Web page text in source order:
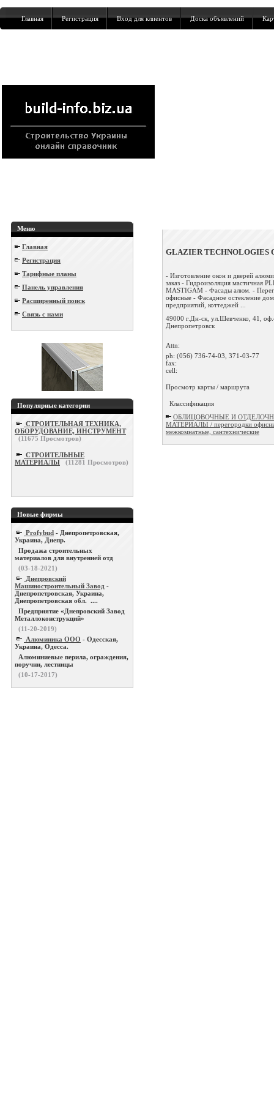
Главная Регистрация Вход для клиентов Доска объявлений
Меню
Главная
Регистрация
Тарифные планы
Панель управления
Расширенный поиск
Связь с нами
Популярные категории
СТРОИТЕЛЬНАЯ ТЕХНИКА,
ОБОРУДОВАНИЕ, ИНСТРУМЕНТ
(11675 Просмотров)
СТРОИТЕЛЬНЫЕ
МАТЕРИАЛЫ
(11281 Просмотров)
Новые фирмы
Profybud - Днепропетровская,
Украина, Днепр.
Продажа строительных
материалов для внутренней отд
(03-18-2021)
Днепровский
Машиностроительный Завод -
Днепропетровская, Украина,
Днепропетровская обл. ....
Предприятие «Днепровский Завод
Металлоконструкций»
(11-20-2019)
Алюминика ООО - Одесская,
Украина, Одесса.
Алюминиевые перила, ограждения,
поручни, лестницы
(10-17-2017)
GLAZIER
- Изготовление окон и дверей
заказ - Гидроизоляция мастичная
MASTIGAM - Фасады алюм. -
офисные - Фасадное остекление
предприятий, коттеджей ...
49000 г.Дн-ск, ул.Шевченко, 41,
Днепропетровск
Attn:
ph: (056) 736-74-03, 371-03-77
fax:
cell:
Просмотр карты / маршрута
Классификация
ОБЛИЦОВОЧНЫЕ И
МАТЕРИАЛЫ / перегородки
межкомнатные, сантехнические